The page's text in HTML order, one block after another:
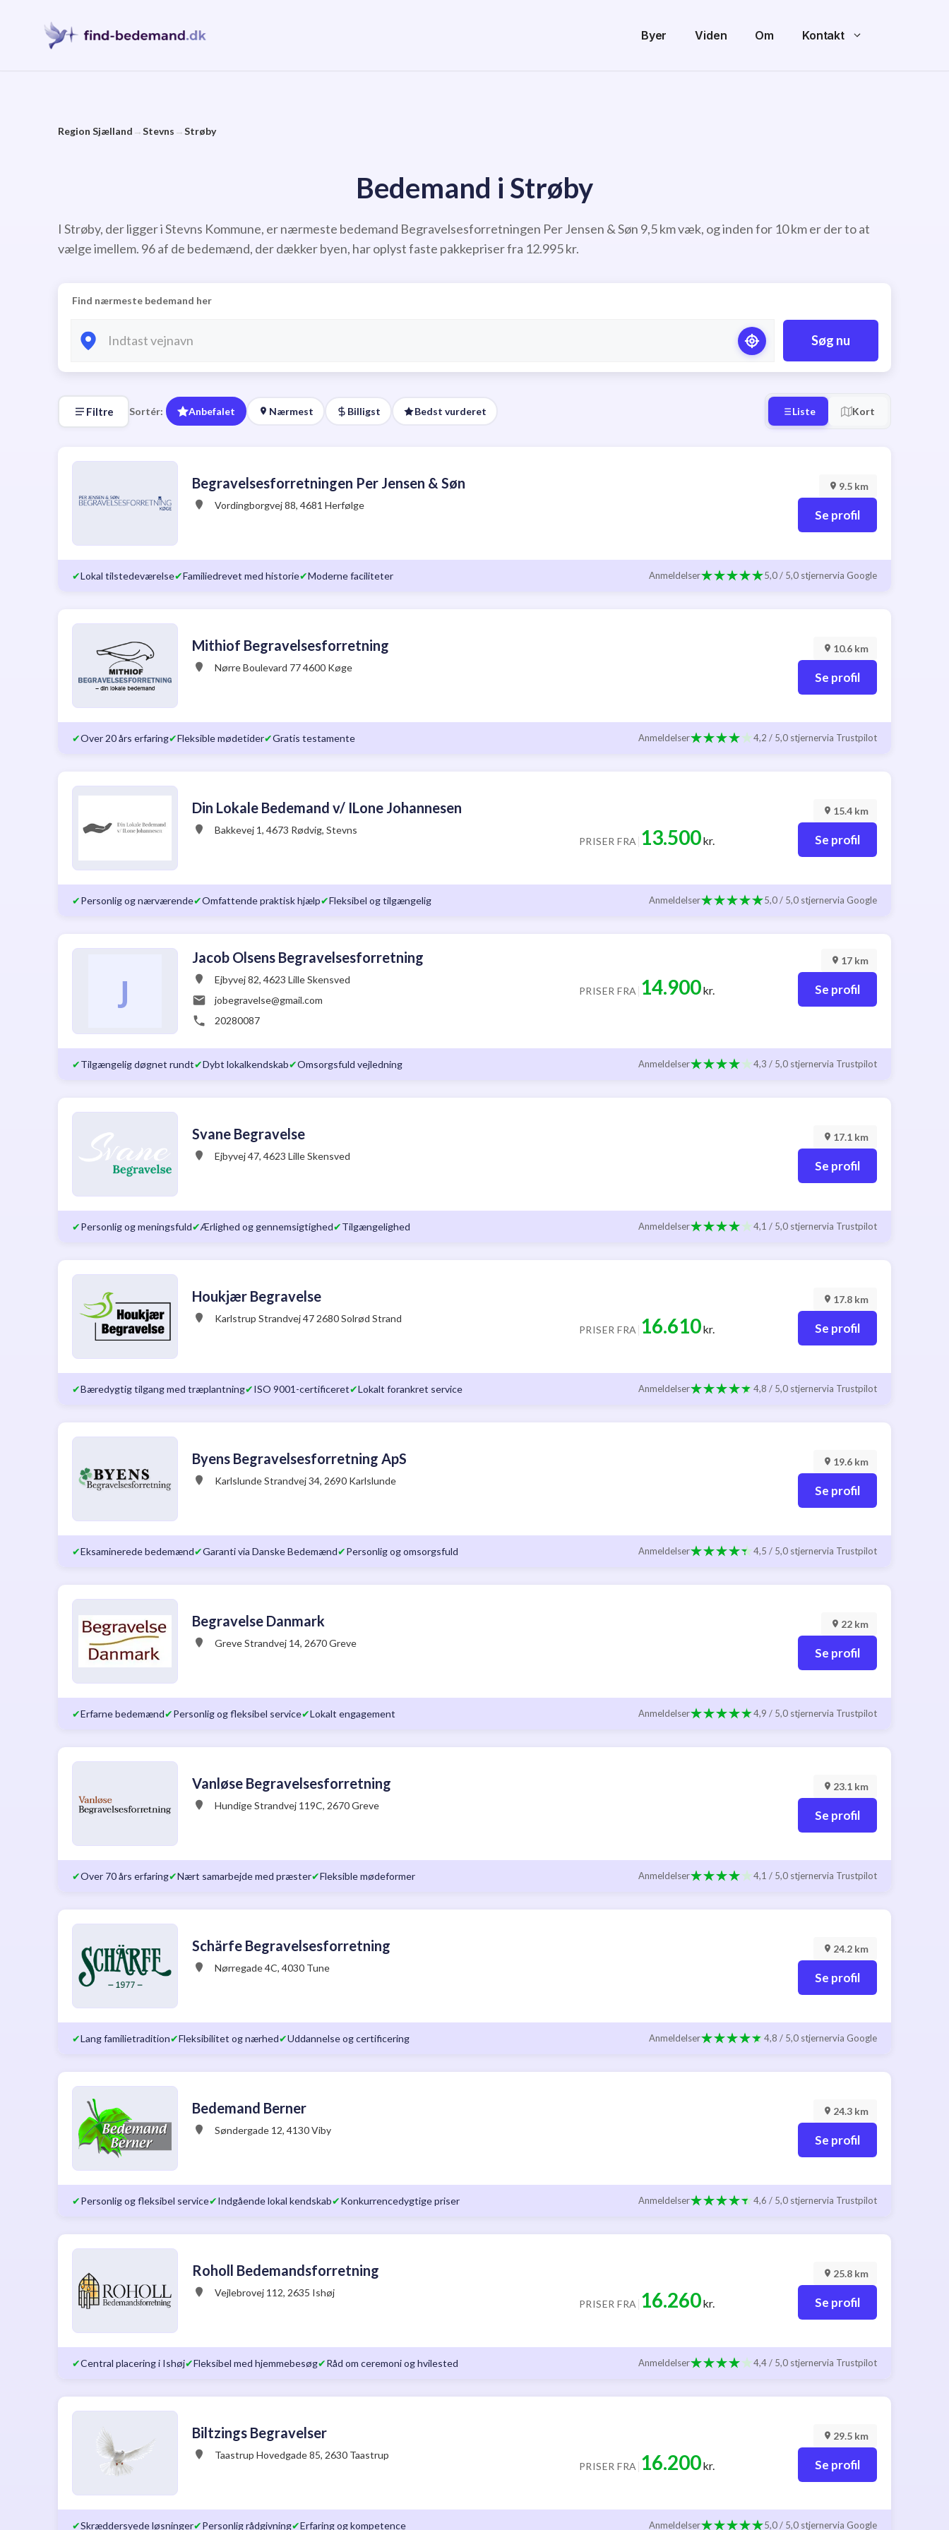
Byer Viden Om Kontakt
Region Sjælland →Stevns →Strøby
Bedemand i Strøby
I Strøby, der ligger i Stevns Kommune, er nærmeste bedemand Begravelsesforretningen Per Jensen & Søn 9,5 km væk, og inden for 10 km er der to at
vælge imellem. 96 af de bedemænd, der dækker byen, har oplyst faste pakkepriser fra 12.995 kr.
Find nærmeste bedemand her
Søg nu
Filtre Sortér: Anbefalet Nærmest Billigst Bedst vurderet Liste Kort
Begravelsesforretningen Per Jensen & Søn
9.5 km
Vordingborgvej 88, 4681 Herfølge
Se profil
✔Lokal tilstedeværelse✔Familiedrevet med historie✔Moderne faciliteter Anmeldelser 5,0 / 5,0 stjernervia Google
Mithiof Begravelsesforretning
10.6 km
Nørre Boulevard 77 4600 Køge
Se profil
✔Over 20 års erfaring✔Fleksible mødetider✔Gratis testamente Anmeldelser 4,2 / 5,0 stjernervia Trustpilot
Din Lokale Bedemand v/ ILone Johannesen
15.4 km
Bakkevej 1, 4673 Rødvig, Stevns
PRISER FRA | 13.500kr. Se profil
✔Personlig og nærværende✔Omfattende praktisk hjælp✔Fleksibel og tilgængelig Anmeldelser 5,0 / 5,0 stjernervia Google
Jacob Olsens Begravelsesforretning
17 km
Ejbyvej 82, 4623 Lille Skensved
jobegravelse@gmail.com
20280087
PRISER FRA | 14.900kr. Se profil
✔Tilgængelig døgnet rundt✔Dybt lokalkendskab✔Omsorgsfuld vejledning Anmeldelser 4,3 / 5,0 stjernervia Trustpilot
Svane Begravelse
17.1 km
Ejbyvej 47, 4623 Lille Skensved
Se profil
✔Personlig og meningsfuld✔Ærlighed og gennemsigtighed✔Tilgængelighed Anmeldelser 4,1 / 5,0 stjernervia Trustpilot
Houkjær Begravelse
17.8 km
Karlstrup Strandvej 47 2680 Solrød Strand
PRISER FRA | 16.610kr. Se profil
✔Bæredygtig tilgang med træplantning✔ISO 9001-certificeret✔Lokalt forankret service Anmeldelser 4,8 / 5,0 stjernervia Trustpilot
Byens Begravelsesforretning ApS
19.6 km
Karlslunde Strandvej 34, 2690 Karlslunde
Se profil
✔Eksaminerede bedemænd✔Garanti via Danske Bedemænd✔Personlig og omsorgsfuld Anmeldelser 4,5 / 5,0 stjernervia Trustpilot
Begravelse Danmark
22 km
Greve Strandvej 14, 2670 Greve
Se profil
✔Erfarne bedemænd✔Personlig og fleksibel service✔Lokalt engagement Anmeldelser 4,9 / 5,0 stjernervia Trustpilot
Vanløse Begravelsesforretning
23.1 km
Hundige Strandvej 119C, 2670 Greve
Se profil
✔Over 70 års erfaring✔Nært samarbejde med præster✔Fleksible mødeformer Anmeldelser 4,1 / 5,0 stjernervia Trustpilot
Schärfe Begravelsesforretning
24.2 km
Nørregade 4C, 4030 Tune
Se profil
✔Lang familietradition✔Fleksibilitet og nærhed✔Uddannelse og certificering Anmeldelser 4,8 / 5,0 stjernervia Google
Bedemand Berner
24.3 km
Søndergade 12, 4130 Viby
Se profil
✔Personlig og fleksibel service✔Indgående lokal kendskab✔Konkurrencedygtige priser Anmeldelser 4,6 / 5,0 stjernervia Trustpilot
Roholl Bedemandsforretning
25.8 km
Vejlebrovej 112, 2635 Ishøj
PRISER FRA | 16.260kr. Se profil
✔Central placering i Ishøj✔Fleksibel med hjemmebesøg✔Råd om ceremoni og hvilested Anmeldelser 4,4 / 5,0 stjernervia Trustpilot
Biltzings Begravelser
29.5 km
Taastrup Hovedgade 85, 2630 Taastrup
PRISER FRA | 16.200kr. Se profil
✔Skræddersyede løsninger✔Personlig rådgivning✔Erfaring og kompetence Anmeldelser 5,0 / 5,0 stjernervia Google